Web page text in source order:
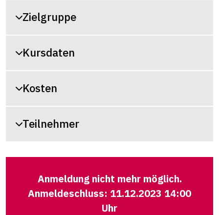
Zielgruppe
Kursdaten
Kosten
Teilnehmer
Anmeldung nicht mehr möglich.
Anmeldeschluss: 11.12.2023 14:00
Uhr